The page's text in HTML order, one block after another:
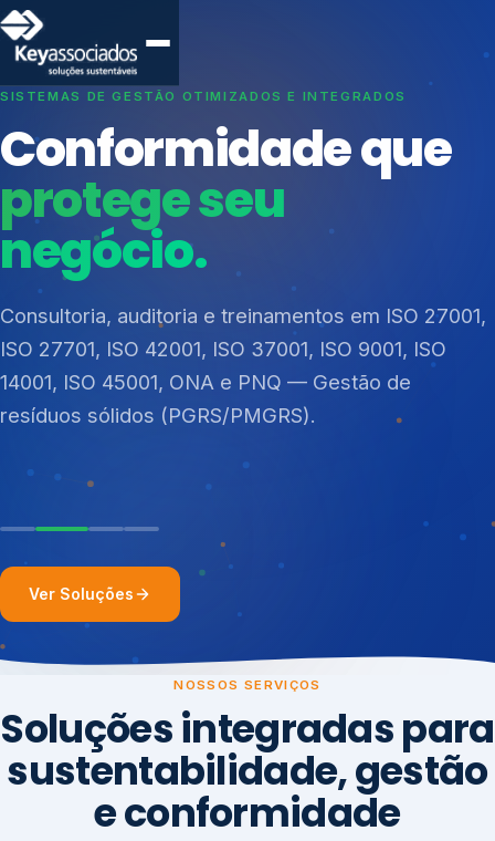
SISTEMAS DE GESTÃO OTIMIZADOS E INTEGRADOS
Conformidade que
protege seu
negócio.
Consultoria, auditoria e treinamentos em ISO 27001,
ISO 27701, ISO 42001, ISO 37001, ISO 9001, ISO
14001, ISO 45001, ONA e PNQ — Gestão de
resíduos sólidos (PGRS/PMGRS).
CREDIBILIDADE, SEGURANÇA E MATURIDADE INSTITUCIONAL
Mais de 20 anos de
experiência em
governança.
Estruturação e Fortalecimento de Conselhos,
Governança Corporativa e Planejamento
Estratégico, Gestão de Riscos e Continuidade de
Negócios (BCP), Governança ESG (Ambiental,
Índices de Mercado
Reporte Regulatório
Ver Soluções
NOSSOS SERVIÇOS
Soluções integradas para
sustentabilidade, gestão
e conformidade